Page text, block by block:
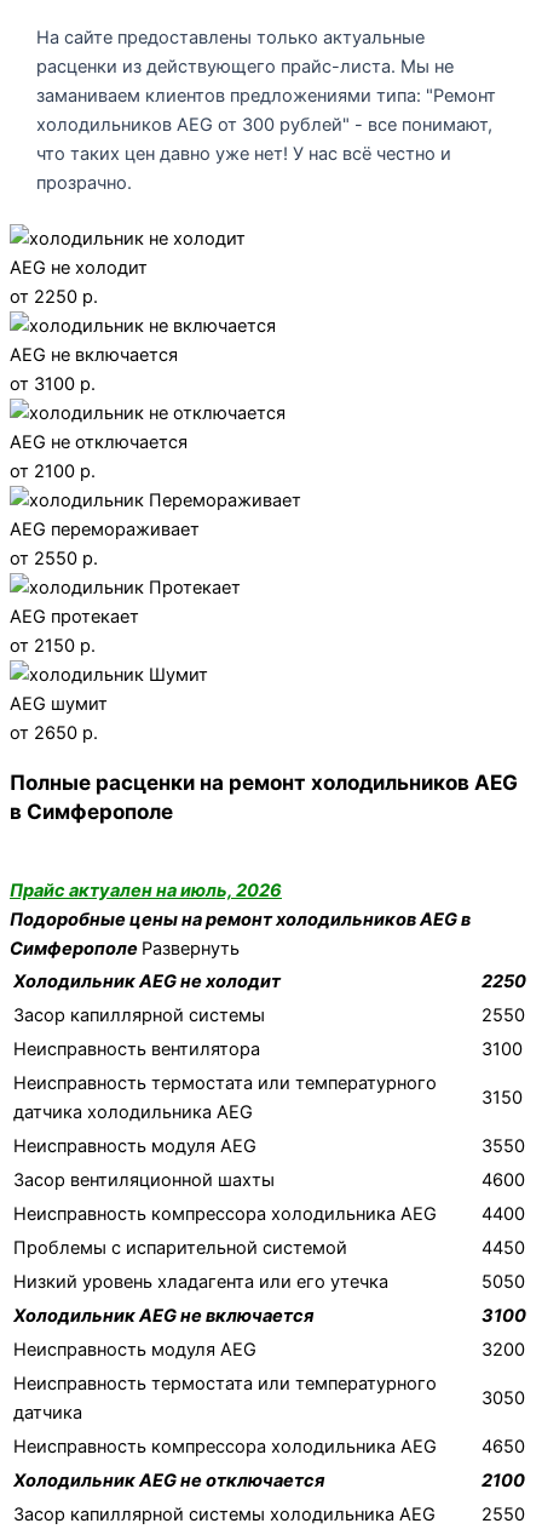
На сайте предоставлены только актуальные
расценки из действующего прайс-листа. Мы не
заманиваем клиентов предложениями типа: "Ремонт
холодильников AEG от 300 рублей" - все понимают,
что таких цен давно уже нет! У нас всё честно и
прозрачно.
AEG не холодит
от 2250 р.
AEG не включается
от 3100 р.
AEG не отключается
от 2100 р.
AEG перемораживает
от 2550 р.
AEG протекает
от 2150 р.
AEG шумит
от 2650 р.
Полные расценки на ремонт холодильников AEG
в Симферополе
Прайс актуален на июль, 2026
Подоробные цены на ремонт холодильников AEG в
Симферополе Развернуть
Холодильник AEG не холодит
2250
Засор капиллярной системы
2550
Неисправность вентилятора
3100
Неисправность термостата или температурного
датчика холодильника AEG
3150
Неисправность модуля AEG
3550
Засор вентиляционной шахты
4600
Неисправность компрессора холодильника AEG
4400
Проблемы с испарительной системой
4450
Низкий уровень хладагента или его утечка
5050
Холодильник AEG не включается
3100
Неисправность модуля AEG
3200
Неисправность термостата или температурного
датчика
3050
Неисправность компрессора холодильника AEG
4650
Холодильник AEG не отключается
2100
Засор капиллярной системы холодильника AEG
2550